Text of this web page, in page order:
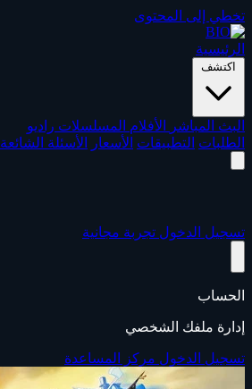
تخطي إلى المحتوى
الرئيسية
اكتشف
البث المباشر الأفلام المسلسلات راديو
الطلبات التطبيقات الأسعار الأسئلة الشائعة
تسجيل الدخول تجربة مجانية
الحساب
إدارة ملفك الشخصي
تسجيل الدخول مركز المساعدة